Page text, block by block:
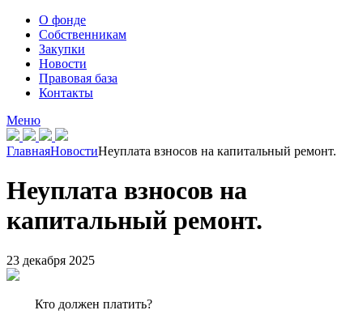
О фонде
Собственникам
Закупки
Новости
Правовая база
Контакты
Меню
ГлавнаяНовостиНеуплата взносов на капитальный ремонт.
Неуплата взносов на
капитальный ремонт.
23 декабря 2025
Кто должен платить?